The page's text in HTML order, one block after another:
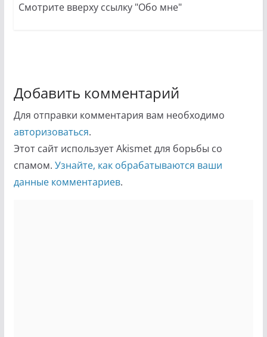
Смотрите вверху ссылку "Обо мне"
Добавить комментарий
Для отправки комментария вам необходимо
авторизоваться.
Этот сайт использует Akismet для борьбы со
спамом. Узнайте, как обрабатываются ваши
данные комментариев.